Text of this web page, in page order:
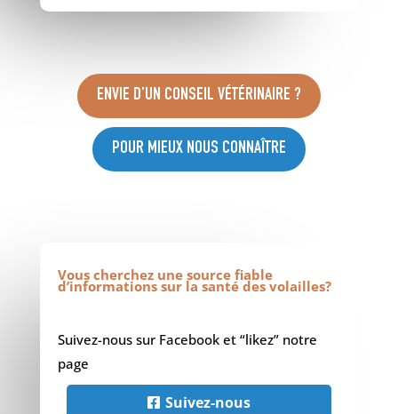
ENVIE D’UN CONSEIL VÉTÉRINAIRE ?
POUR MIEUX NOUS CONNAÎTRE
Vous cherchez une source fiable
d’informations sur la santé des volailles?
Suivez-nous sur Facebook et “likez” notre
page
Suivez-nous